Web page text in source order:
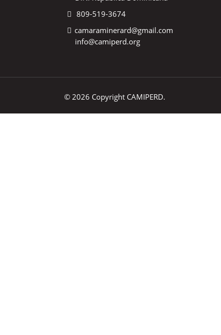
809-519-3674
camaraminerard@gmail.com
info@camiperd.org
© 2026 Copyright CAMIPERD.